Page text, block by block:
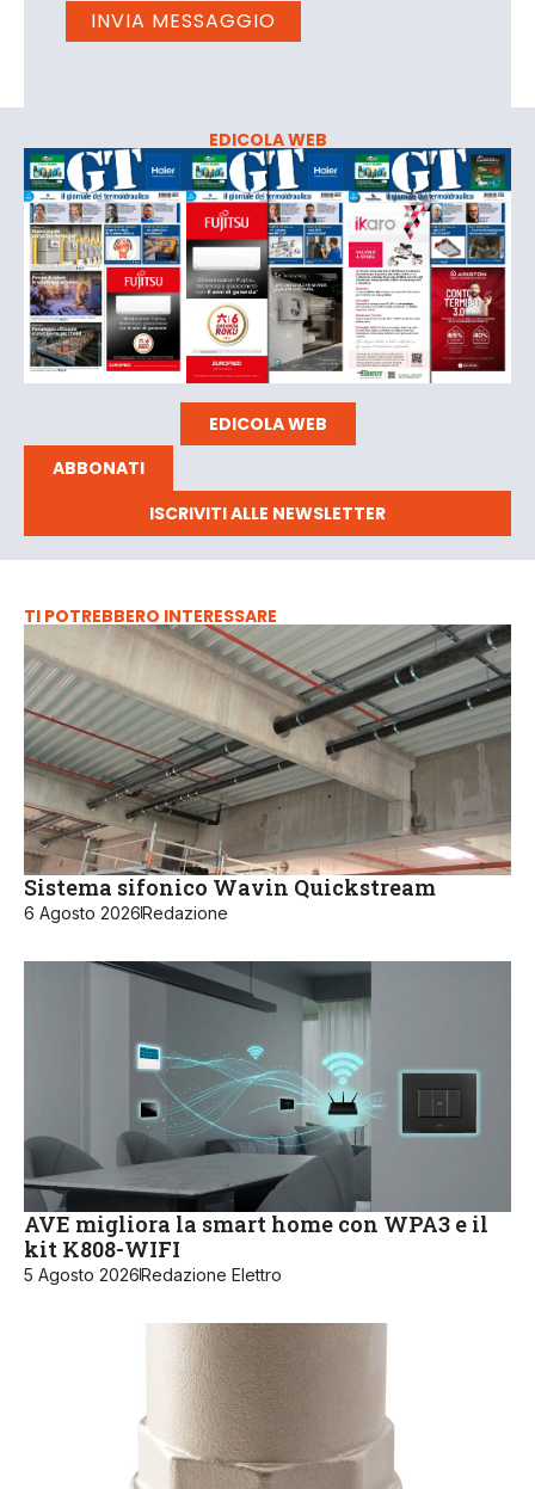
EDICOLA WEB
EDICOLA WEB
ABBONATI
ISCRIVITI ALLE NEWSLETTER
TI POTREBBERO INTERESSARE
Sistema sifonico Wavin Quickstream
6 Agosto 2026Redazione
AVE migliora la smart home con WPA3 e il
kit K808-WIFI
5 Agosto 2026Redazione Elettro